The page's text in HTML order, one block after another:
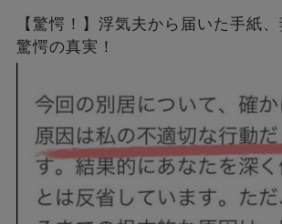
【驚愕！】浮気夫から届いた手紙
驚愕の真実！